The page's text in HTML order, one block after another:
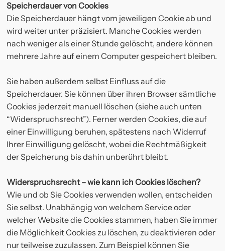
Speicherdauer von Cookies
Die Speicherdauer hängt vom jeweiligen Cookie ab und
wird weiter unter präzisiert. Manche Cookies werden
nach weniger als einer Stunde gelöscht, andere können
mehrere Jahre auf einem Computer gespeichert bleiben.
Sie haben außerdem selbst Einfluss auf die
Speicherdauer. Sie können über ihren Browser sämtliche
Cookies jederzeit manuell löschen (siehe auch unten
“Widerspruchsrecht”). Ferner werden Cookies, die auf
einer Einwilligung beruhen, spätestens nach Widerruf
Ihrer Einwilligung gelöscht, wobei die Rechtmäßigkeit
der Speicherung bis dahin unberührt bleibt.
Widerspruchsrecht – wie kann ich Cookies löschen?
Wie und ob Sie Cookies verwenden wollen, entscheiden
Sie selbst. Unabhängig von welchem Service oder
welcher Website die Cookies stammen, haben Sie immer
die Möglichkeit Cookies zu löschen, zu deaktivieren oder
nur teilweise zuzulassen. Zum Beispiel können Sie